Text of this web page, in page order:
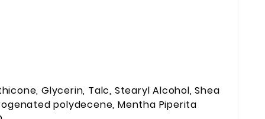
Glycerin, Talc, Stearyl Alcohol, Shea
polydecene, Mentha Piperita